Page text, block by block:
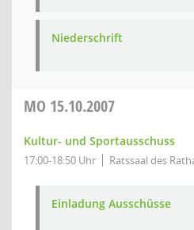
Niederschrift
MO 15.10.2007
Kultur- und Sportausschuss
17:00-18:50 Uhr Ratssaal des
Einladung Ausschüsse